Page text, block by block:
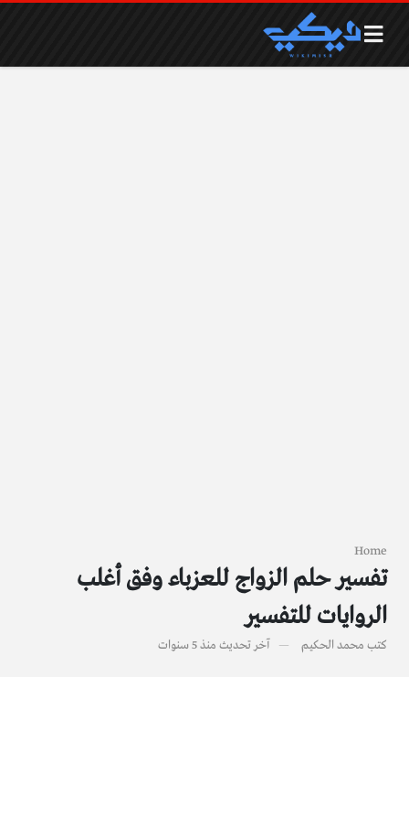
Home
تفسير حلم الزواج للعزباء وفق أغلب
الروايات للتفسير
كتب محمد الحكيم آخر تحديث منذ 5 سنوات